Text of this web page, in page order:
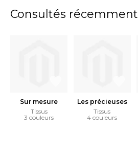
Consultés récemment
Sur mesure
Tissus
3 couleurs
Les précieuses
Tissus
4 couleurs